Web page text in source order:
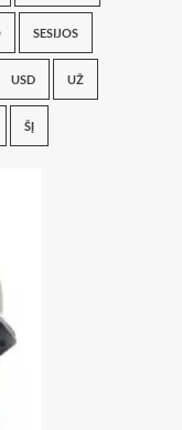
SESIJOS
USD UŽ
ŠĮ